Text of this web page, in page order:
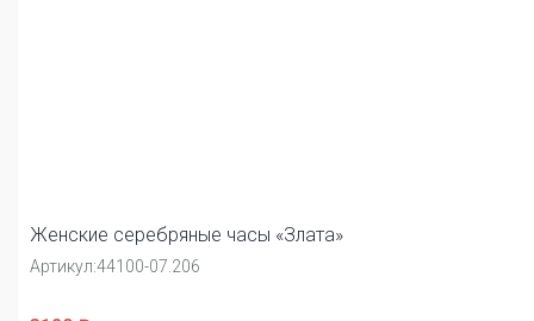
Женские серебряные часы «Злата»
Артикул:44100-07.206